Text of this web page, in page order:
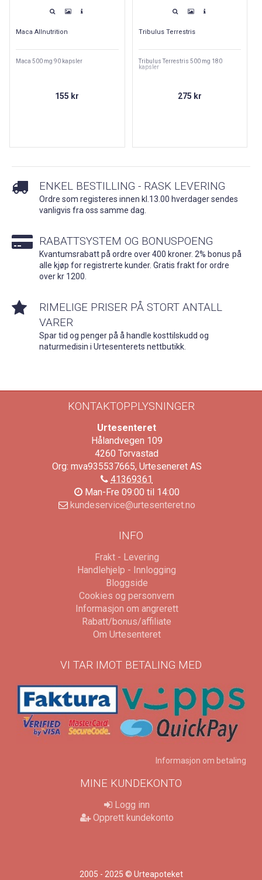
Maca Allnutrition
Maca 500 mg 90 kapsler
155 kr
Tribulus Terrestris
Tribulus Terrestris 500 mg 180
kapsler
275 kr
ENKEL BESTILLING - RASK LEVERING
Ordre som registeres innen kl.13.00 hverdager sendes
vanligvis fra oss samme dag.
RABATTSYSTEM OG BONUSPOENG
Kvantumsrabatt på ordre over 400 kroner. 2% bonus på
alle kjøp for registrerte kunder. Gratis frakt for ordre
over kr 1200.
RIMELIGE PRISER PÅ STORT ANTALL
VARER
Spar tid og penger på å handle kosttilskudd og
naturmedisin i Urtesenterets nettbutikk.
KONTAKTOPPLYSNINGER
Urtesenteret
Hålandvegen 109
4260 Torvastad
Org: mva935537665, Urteseneret AS
41369361
Man-Fre 09:00 til 14:00
kundeservice@urtesenteret.no
INFO
Frakt - Levering
Handlehjelp - Innlogging
Bloggside
Cookies og personvern
Informasjon om angrerett
Rabatt/bonus/affiliate
Om Urtesenteret
VI TAR IMOT BETALING MED
Informasjon om betaling
MINE KUNDEKONTO
Logg inn
Opprett kundekonto
2005 - 2025 © Urteapoteket